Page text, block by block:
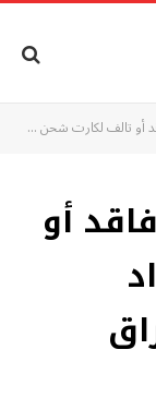
الكهرباء.. اعرف الأوراق المطلوبة
أو